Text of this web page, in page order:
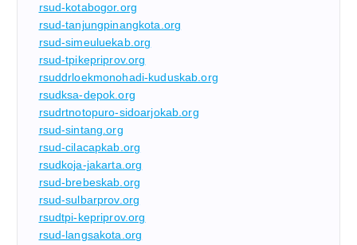
rsud-kotabogor.org
rsud-tanjungpinangkota.org
rsud-simeuluekab.org
rsud-tpikepriprov.org
rsuddrloekmonohadi-kuduskab.org
rsudksa-depok.org
rsudrtnotopuro-sidoarjokab.org
rsud-sintang.org
rsud-cilacapkab.org
rsudkoja-jakarta.org
rsud-brebeskab.org
rsud-sulbarprov.org
rsudtpi-kepriprov.org
rsud-langsakota.org